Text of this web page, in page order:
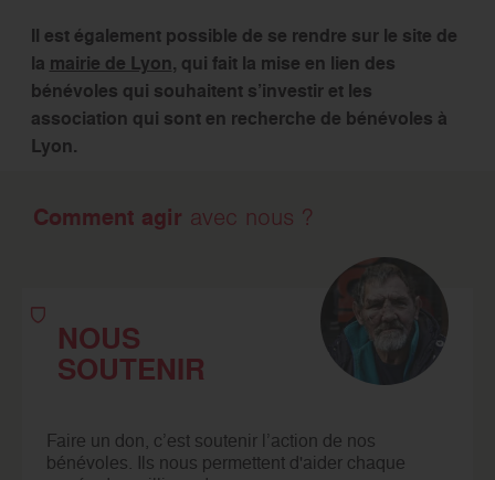
Il est également possible de se rendre sur le site de
la mairie de Lyon, qui fait la mise en lien des
bénévoles qui souhaitent s’investir et les
association qui sont en recherche de bénévoles à
Lyon.
Comment agir avec nous ?
NOUS
SOUTENIR
Faire un don, c’est soutenir l’action de nos
bénévoles. Ils nous permettent d'aider chaque